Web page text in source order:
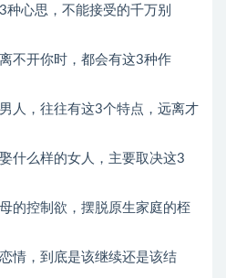
心思，不能接受的千万别
不开你时，都会有这3种作
人，往往有这3个特点，远离才
什么样的女人，主要取决这3
的控制欲，摆脱原生家庭的桎
情，到底是该继续还是该结